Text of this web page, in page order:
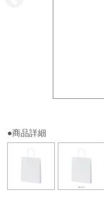
●商品詳細